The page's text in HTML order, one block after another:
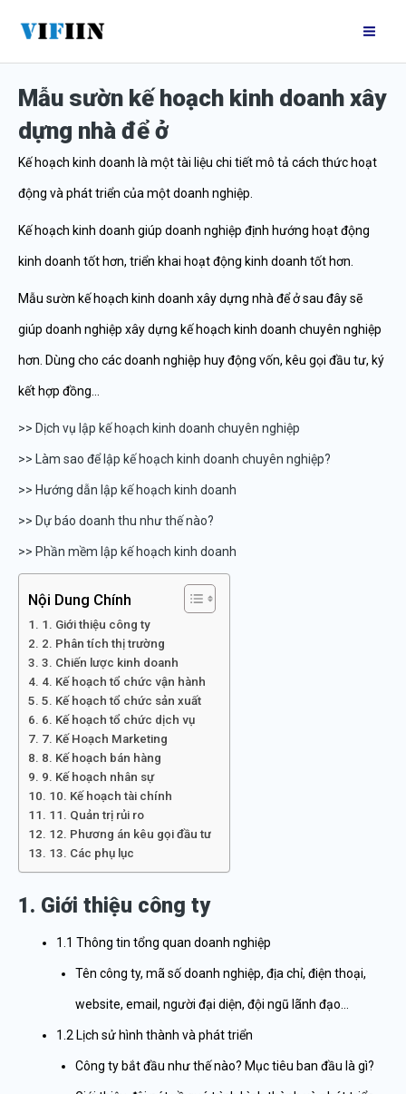
nội
dungMẫu sườn kế hoạch kinh doanh xây
dựng nhà để ở
Kế hoạch kinh doanh là một tài liệu chi tiết mô tả cách thức hoạt
động và phát triển của một doanh nghiệp.
Kế hoạch kinh doanh giúp doanh nghiệp định hướng hoạt động
kinh doanh tốt hơn, triển khai hoạt động kinh doanh tốt hơn.
Mẫu sườn kế hoạch kinh doanh xây dựng nhà để ở sau đây sẽ
giúp doanh nghiệp xây dựng kế hoạch kinh doanh chuyên nghiệp
hơn. Dùng cho các doanh nghiệp huy động vốn, kêu gọi đầu tư, ký
kết hợp đồng…
>> Dịch vụ lập kế hoạch kinh doanh chuyên nghiệp
>> Làm sao để lập kế hoạch kinh doanh chuyên nghiệp?
>> Hướng dẫn lập kế hoạch kinh doanh
>> Dự báo doanh thu như thế nào?
>> Phần mềm lập kế hoạch kinh doanh
Nội Dung Chính
1. Giới thiệu công ty
2. Phân tích thị trường
3. Chiến lược kinh doanh
4. Kế hoạch tổ chức vận hành
5. Kế hoạch tổ chức sản xuất
6. Kế hoạch tổ chức dịch vụ
7. Kế Hoạch Marketing
8. Kế hoạch bán hàng
9. Kế hoạch nhân sự
10. Kế hoạch tài chính
11. Quản trị rủi ro
12. Phương án kêu gọi đầu tư
13. Các phụ lục
1. Giới thiệu công ty
1.1 Thông tin tổng quan doanh nghiệp
Tên công ty, mã số doanh nghiệp, địa chỉ, điện thoại,
website, email, người đại diện, đội ngũ lãnh đạo…
1.2 Lịch sử hình thành và phát triển
Công ty bắt đầu như thế nào? Mục tiêu ban đầu là gì?